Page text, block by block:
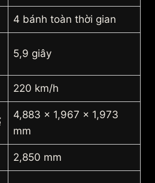
4 bánh toàn thời gian
5,9 giây
220 km/h
4,883 x 1,967 x 1,973
mm
2,850 mm